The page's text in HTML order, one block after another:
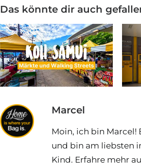
Das könnte dir auch
Marcel
Moin, ich bin Marcel!
und bin am liebsten
Kind. Erfahre mehr